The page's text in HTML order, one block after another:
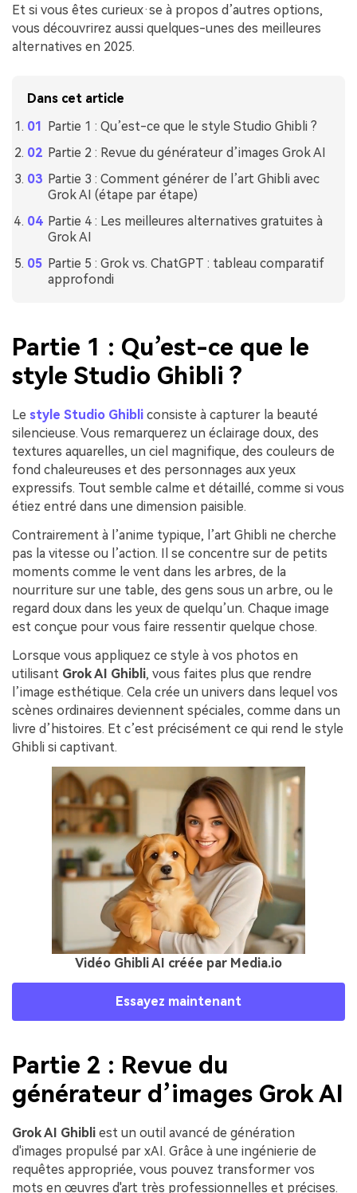
Et si vous êtes curieux·se à propos d’autres options,
vous découvrirez aussi quelques-unes des meilleures
alternatives en 2025.
Dans cet article
Partie 1 : Qu’est-ce que le style Studio Ghibli ?
Partie 2 : Revue du générateur d’images Grok AI
Partie 3 : Comment générer de l’art Ghibli avec
Grok AI (étape par étape)
Partie 4 : Les meilleures alternatives gratuites à
Grok AI
Partie 5 : Grok vs. ChatGPT : tableau comparatif
approfondi
Partie 1 : Qu’est-ce que le
style Studio Ghibli ?
Le style Studio Ghibli consiste à capturer la beauté
silencieuse. Vous remarquerez un éclairage doux, des
textures aquarelles, un ciel magnifique, des couleurs de
fond chaleureuses et des personnages aux yeux
expressifs. Tout semble calme et détaillé, comme si vous
étiez entré dans une dimension paisible.
Contrairement à l’anime typique, l’art Ghibli ne cherche
pas la vitesse ou l’action. Il se concentre sur de petits
moments comme le vent dans les arbres, de la
nourriture sur une table, des gens sous un arbre, ou le
regard doux dans les yeux de quelqu’un. Chaque image
est conçue pour vous faire ressentir quelque chose.
Lorsque vous appliquez ce style à vos photos en
utilisant Grok AI Ghibli, vous faites plus que rendre
l’image esthétique. Cela crée un univers dans lequel vos
scènes ordinaires deviennent spéciales, comme dans un
livre d’histoires. Et c’est précisément ce qui rend le style
Ghibli si captivant.
Vidéo Ghibli AI créée par Media.io
Essayez maintenant
Partie 2 : Revue du
générateur d’images Grok AI
Grok AI Ghibli est un outil avancé de génération
d'images propulsé par xAI. Grâce à une ingénierie de
requêtes appropriée, vous pouvez transformer vos
mots en œuvres d'art très professionnelles et précises.